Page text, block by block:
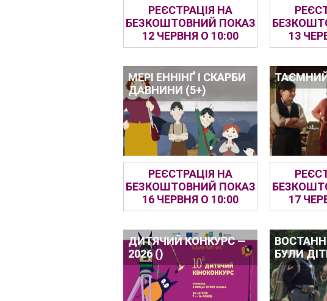
РЕЄСТРАЦІЯ НА
БЕЗКОШТОВНИЙ ПОКАЗ
12 ЧЕРВНЯ О 10:00
13
МЕРІ ЕННІНҐ І СКАРБИ
ДАВНИНИ (5+)
РЕЄСТРАЦІЯ НА
БЕЗКОШТОВНИЙ ПОКАЗ
16 ЧЕРВНЯ О 10:00
17
ДИТЯЧИЙ КОНКУРС —
2026 ()
БУЛИ